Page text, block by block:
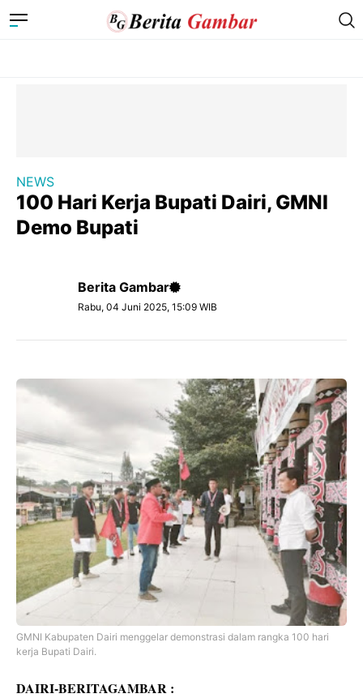
NEWS
100 Hari Kerja Bupati Dairi, GMNI
Demo Bupati
Berita Gambar
Rabu, 04 Juni 2025, 15:09 WIB
GMNI Kabupaten Dairi menggelar demonstrasi dalam rangka 100 hari
kerja Bupati Dairi.
DAIRI-BERITAGAMBAR :